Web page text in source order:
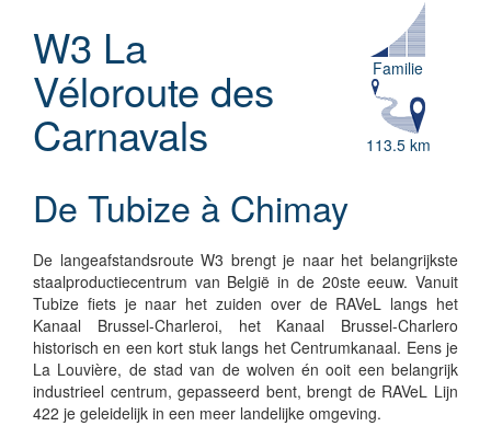
W3 La
Véloroute des
Carnavals
Familie
113.5 km
De Tubize à Chimay
De langeafstandsroute W3 brengt je naar het belangrijkste
staalproductiecentrum van België in de 20ste eeuw. Vanuit
Tubize fiets je naar het zuiden over de RAVeL langs het
Kanaal Brussel-Charleroi, het Kanaal Brussel-Charlero
historisch en een kort stuk langs het Centrumkanaal. Eens je
La Louvière, de stad van de wolven én ooit een belangrijk
industrieel centrum, gepasseerd bent, brengt de RAVeL Lijn
422 je geleidelijk in een meer landelijke omgeving.